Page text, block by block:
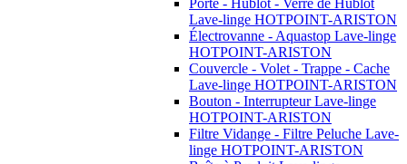
Lave-linge HOTPOINT-ARISTON
Électrovanne - Aquastop Lave-linge
HOTPOINT-ARISTON
Couvercle - Volet - Trappe - Cache
Lave-linge HOTPOINT-ARISTON
Bouton - Interrupteur Lave-linge
HOTPOINT-ARISTON
Filtre Vidange - Filtre Peluche Lave-
linge HOTPOINT-ARISTON